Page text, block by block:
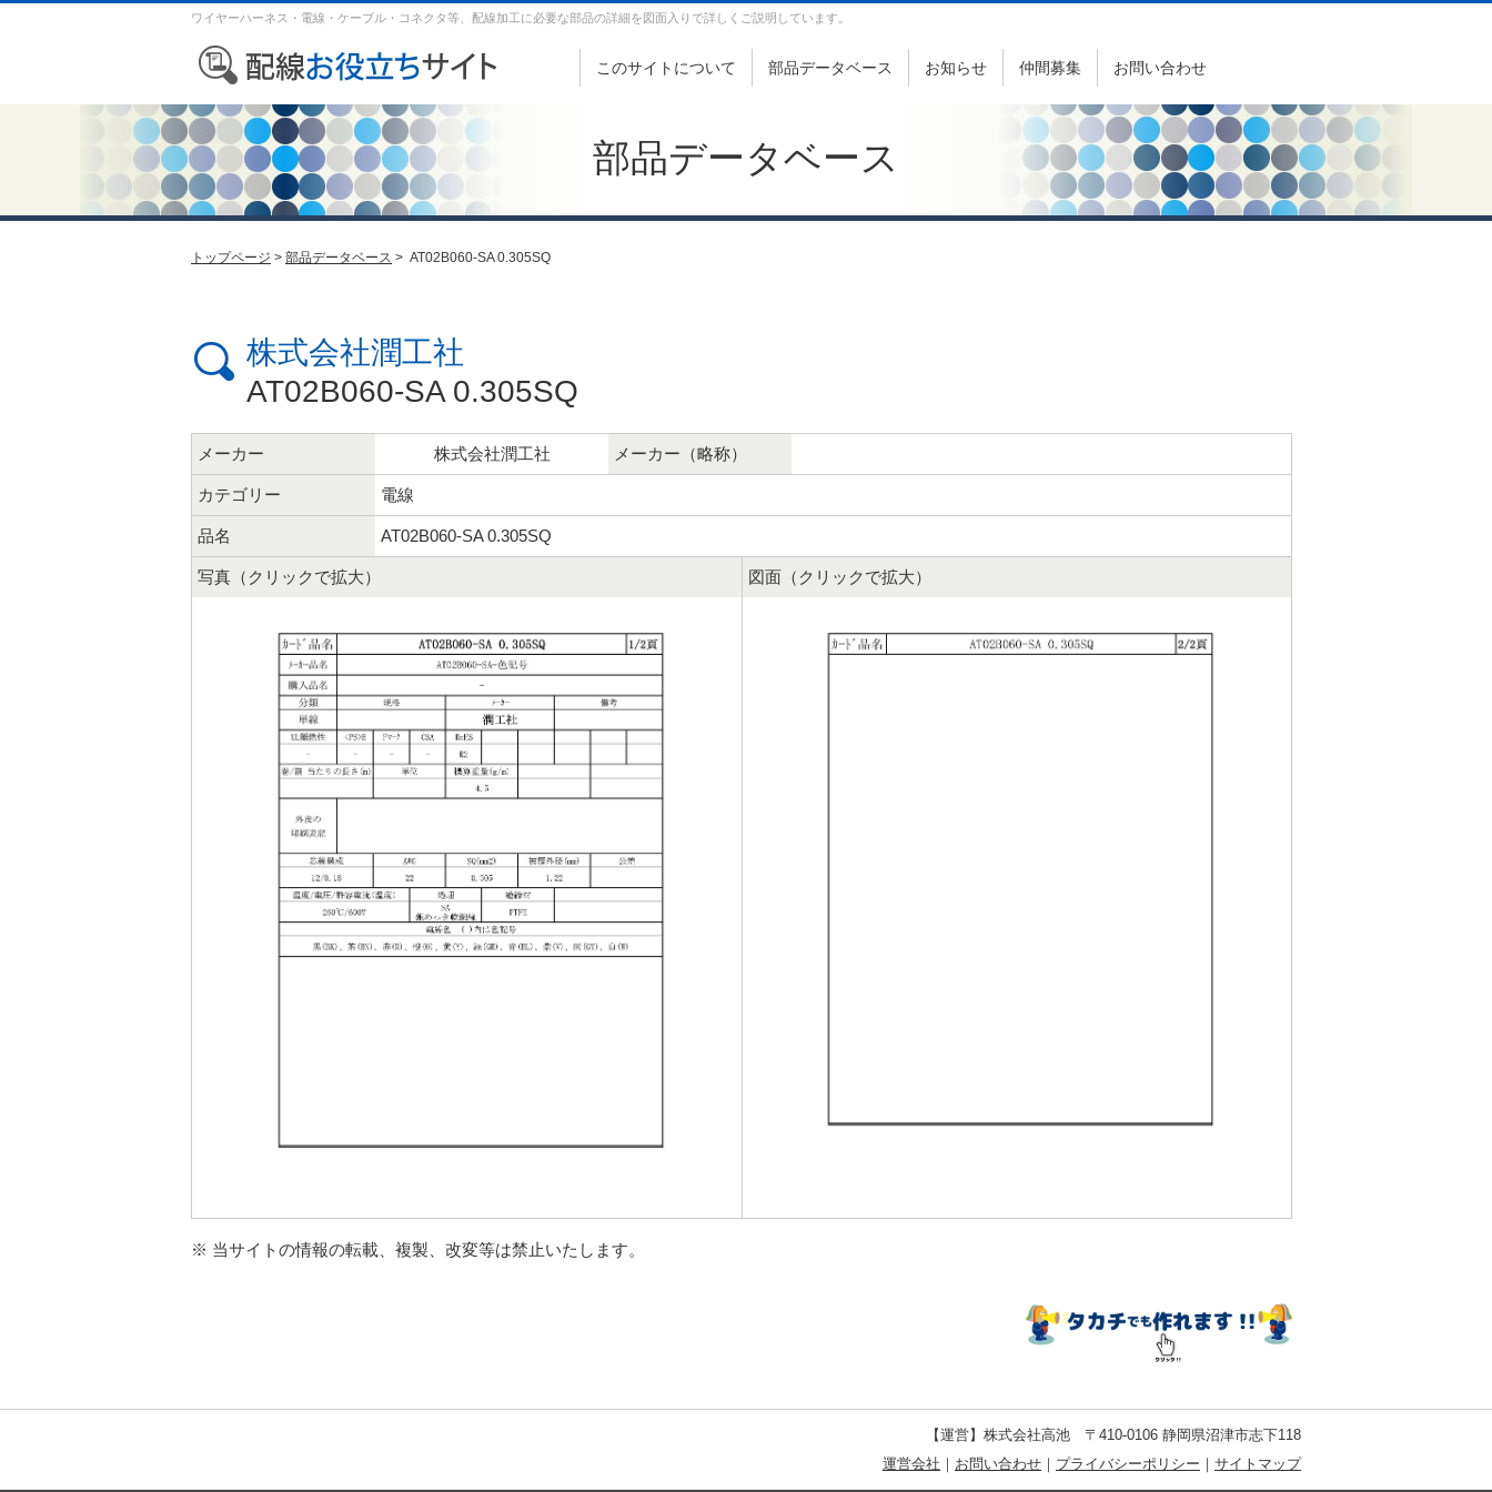
ワイヤーハーネス・電線・ケーブル・コネクタ等、配線加工に必要な部品の詳細を図面入りで詳しくご説明しています。
このサイトについて 部品データベース お知らせ 仲間募集 お問い合わせ
部品データベース
トップページ > 部品データベース > AT02B060-SA 0.305SQ
株式会社潤工社
AT02B060-SA 0.305SQ
メーカー 株式会社潤工社 メーカー（略称）
カテゴリー 電線
品名 AT02B060-SA 0.305SQ
写真（クリックで拡大） 図面（クリックで拡大）
※ 当サイトの情報の転載、複製、改変等は禁止いたします。
【運営】株式会社高池 〒410-0106 静岡県沼津市志下118
運営会社 ｜ お問い合わせ ｜ プライバシーポリシー ｜ サイトマップ